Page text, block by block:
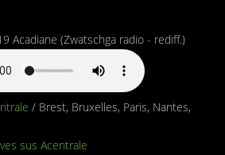
Acadiane (Zwatschga radio - rediff.)
/ Brest, Bruxelles, Paris, Nantes,
sus Acentrale